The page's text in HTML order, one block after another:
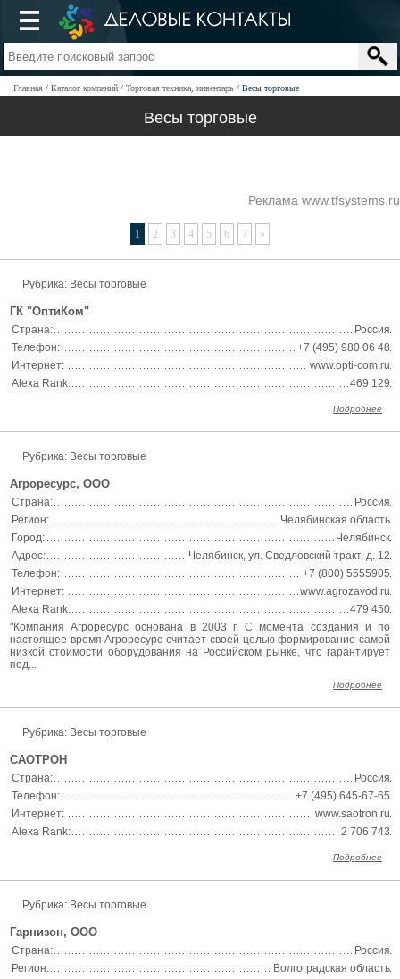
Главная Каталог компаний Торговая техника, инвентарь Весы торговые
Весы торговые
Реклама www.tfsystems.ru
1 2 3 4 5 6 7 »
Рубрика: Весы торговые
ГК "ОптиКом"
Страна:
Россия
Телефон:
+7 (495) 980 06 48
Интернет:
www.opti-com.ru
Alexa Rank:
469 129
Подробнее
Рубрика: Весы торговые
Агроресурс, ООО
Страна:
Россия
Регион:
Челябинская область
Город:
Челябинск
Адрес:
Челябинск, ул. Сведловский тракт, д. 12
Телефон:
+7 (800) 5555905
Интернет:
www.agrozavod.ru
Alexa Rank:
479 450
"Компания Агроресурс основана в 2003 г. С момента создания и по
настоящее время Агроресурс считает своей целью формирование самой
низкой стоимости оборудования на Российском рынке, что гарантирует
под...
Подробнее
Рубрика: Весы торговые
САОТРОН
Страна:
Россия
Телефон:
+7 (495) 645-67-65
Интернет:
www.saotron.ru
Alexa Rank:
2 706 743
Подробнее
Рубрика: Весы торговые
Гарнизон, ООО
Страна:
Россия
Регион:
Волгоградская область